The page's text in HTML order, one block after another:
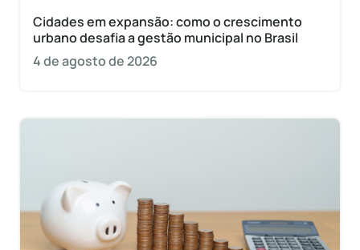
Cidades em expansão: como o crescimento
urbano desafia a gestão municipal no Brasil
4 de agosto de 2026